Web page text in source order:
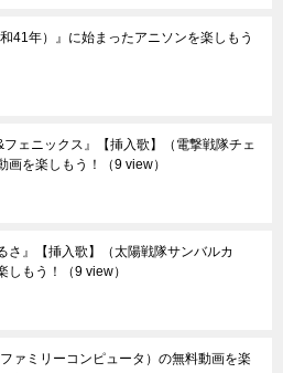
和41年）』に始まったアニソンを楽しもう
フェニックス』【挿入歌】（電撃戦隊チェ
画を楽しもう！
（9 view）
さ』【挿入歌】（太陽戦隊サンバルカ
しもう！
（9 view）
ァミリーコンピュータ）の無料動画を楽